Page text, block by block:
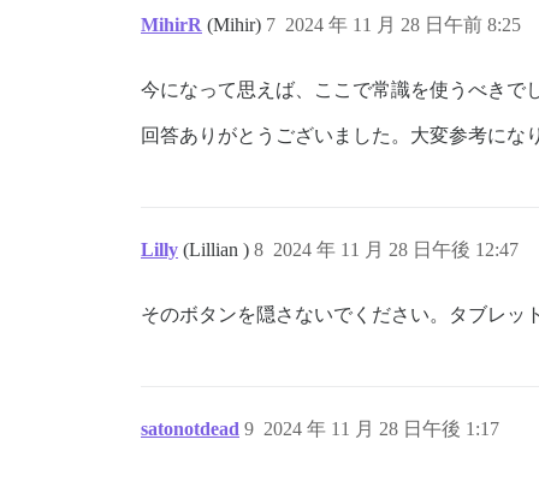
MihirR (Mihir) 2024 年 11 月 28 日午前 8:25
7
今になって思えば、ここで常識を使うべきで
回答ありがとうございました。大変参考にな
Lilly (Lillian ) 2024 年 11 月 28 日午後 12:47
8
そのボタンを隠さないでください。タブレッ
satonotdead 2024 年 11 月 28 日午後 1:17
9